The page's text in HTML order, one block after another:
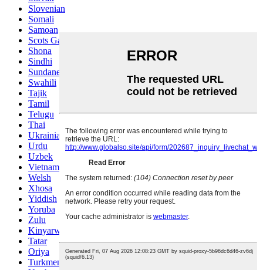
Slovenian
Somali
Samoan
Scots Gaelic
Shona
Sindhi
Sundanese
Swahili
Tajik
Tamil
Telugu
Thai
Ukrainian
Urdu
Uzbek
Vietnamese
Welsh
Xhosa
Yiddish
Yoruba
Zulu
Kinyarwanda
Tatar
Oriya
Turkmen